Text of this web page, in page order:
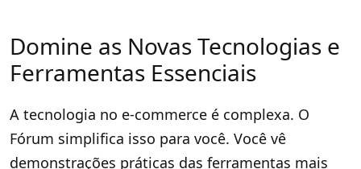
Domine as Novas Tecnologias e
Ferramentas Essenciais
A tecnologia no e-commerce é complexa. O
Fórum simplifica isso para você. Você vê
demonstrações práticas das ferramentas mais